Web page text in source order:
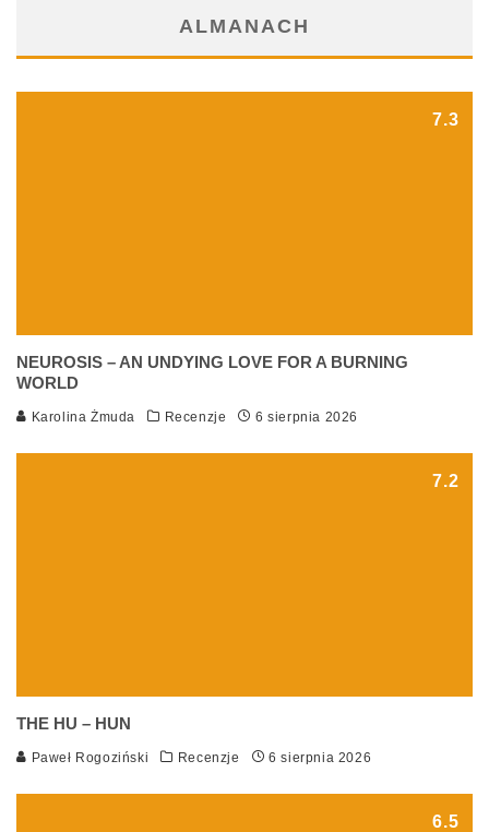
ALMANACH
7.3
NEUROSIS – AN UNDYING LOVE FOR A BURNING
WORLD
Karolina Żmuda Recenzje 6 sierpnia 2026
7.2
THE HU – HUN
Paweł Rogoziński Recenzje 6 sierpnia 2026
6.5